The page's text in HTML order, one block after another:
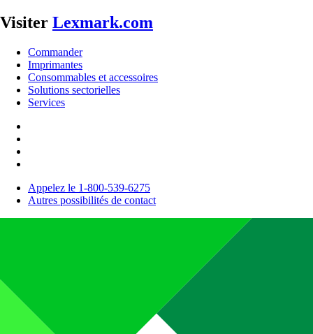
Visiter Lexmark.com
Commander
Imprimantes
Consommables et accessoires
Solutions sectorielles
Services
Appelez le 1-800-539-6275
Autres possibilités de contact